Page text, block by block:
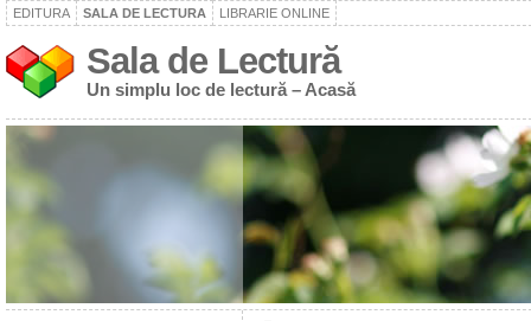
EDITURA SALA DE LECTURA LIBRARIE ONLINE
Sala de Lectură
Un simplu loc de lectură – Acasă